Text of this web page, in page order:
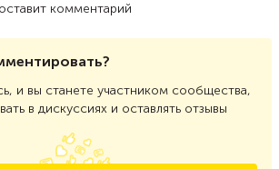
комментарий
и вы станете участником сообщества,
в дискуссиях и оставлять отзывы